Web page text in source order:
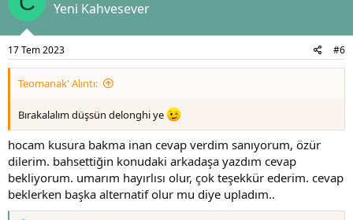
l
e
r
Yeni Kahvesever
17 Tem 2023 #6
Teomanak' Alıntı:
Bırakalalım düşsün delonghi ye
hocam kusura bakma inan cevap verdim sanıyorum, özür
dilerim. bahsettiğin konudaki arkadaşa yazdım cevap
bekliyorum. umarım hayırlısı olur, çok teşekkür ederim. cevap
beklerken başka alternatif olur mu diye upladım..